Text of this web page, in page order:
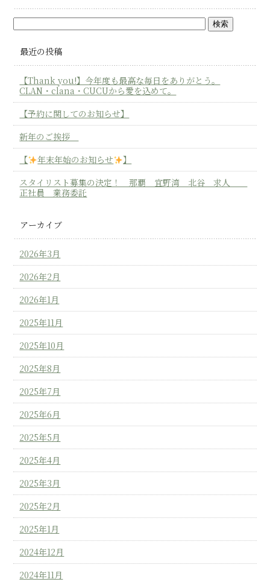
最近の投稿
【Thank you!】今年度も最高な毎日をありがとう。
CLAN・clana・CUCUから愛を込めて。
【予約に関してのお知らせ】
新年のご挨拶
【
年末年始のお知らせ
】
スタイリスト募集の決定！ 那覇 宜野湾 北谷 求人
正社員 業務委託
アーカイブ
2026年3月
2026年2月
2026年1月
2025年11月
2025年10月
2025年8月
2025年7月
2025年6月
2025年5月
2025年4月
2025年3月
2025年2月
2025年1月
2024年12月
2024年11月